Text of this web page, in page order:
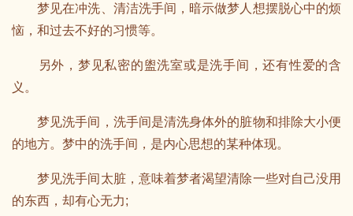
梦见在冲洗、清洁洗手间，暗示做梦人想摆脱心中的烦
恼，和过去不好的习惯等。
另外，梦见私密的盥洗室或是洗手间，还有性爱的含
义。
梦见洗手间，洗手间是清洗身体外的脏物和排除大小便
的地方。梦中的洗手间，是内心思想的某种体现。
梦见洗手间太脏，意味着梦者渴望清除一些对自己没用
的东西，却有心无力;